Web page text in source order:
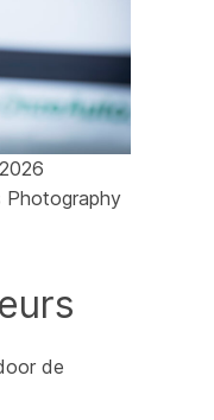
Photography
de